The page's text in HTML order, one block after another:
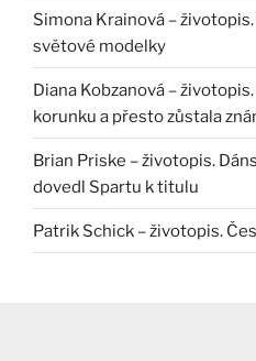
Simona Krainová –
světové modelky
Diana Kobzanová –
korunku a přesto zůstala
Brian Priske – životopis.
dovedl Spartu k titulu
Patrik Schick – životopis.